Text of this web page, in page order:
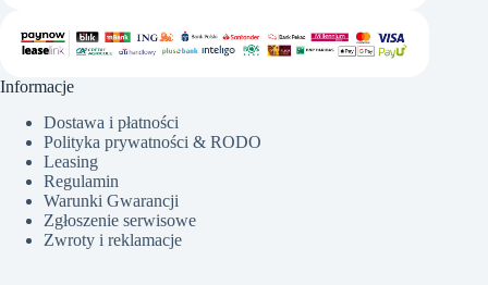
Informacje
Dostawa i płatności
Polityka prywatności & RODO
Leasing
Regulamin
Warunki Gwarancji
Zgłoszenie serwisowe
Zwroty i reklamacje